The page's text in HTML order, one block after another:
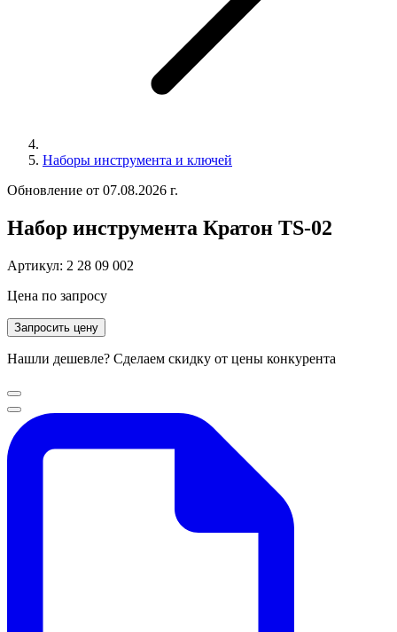
Наборы инструмента и ключей
Обновление от 07.08.2026 г.
Набор инструмента Кратон TS-02
Артикул: 2 28 09 002
Цена по запросу
Запросить цену
Нашли дешевле? Сделаем скидку от цены конкурента